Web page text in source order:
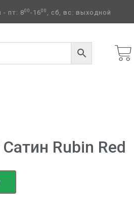
- пт: 800-1600 , сб, вс: выходной
Rubin Red